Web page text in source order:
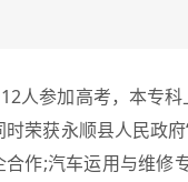
参加高考，本专科
荣获永顺县人民政
作;汽车运用与维